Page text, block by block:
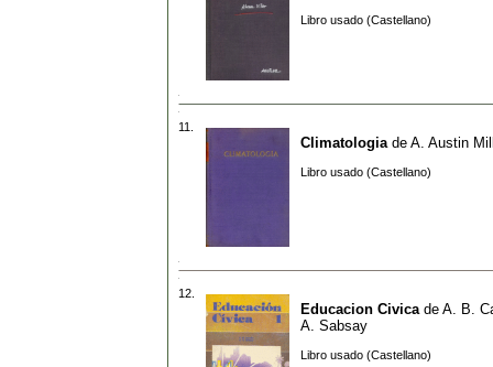
Libro usado (Castellano)
11.
Climatologia de A. Austin
Libro usado (Castellano)
12.
Educacion Civica de A. B.
A. Sabsay
Libro usado (Castellano)